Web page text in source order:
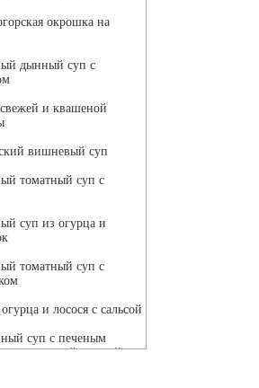
окрошка на
дынный суп с
и квашеной
вишневый суп
томатный суп с
суп из огурца и
томатный суп с
и лосося с сальсой
суп с печеным
и томатной сальсой